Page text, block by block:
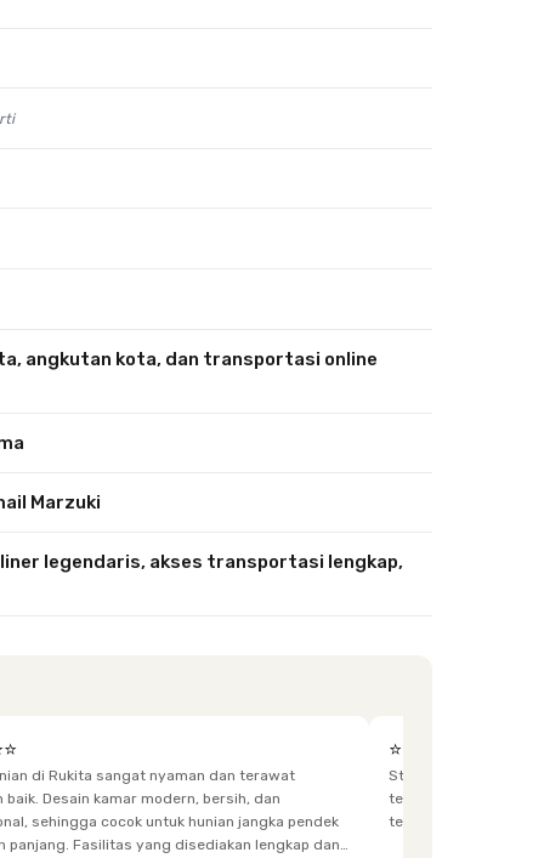
angkutan kota, dan transportasi online
Marzuki
legendaris, akses transportasi lengkap,
di Rukita sangat nyaman dan terawat
jangka pendek
yang disediakan lengkap dan
⭐⭐⭐⭐⭐
Staff yg menjaga
terkadang lupa bawa kunci, dan sangat fast response.